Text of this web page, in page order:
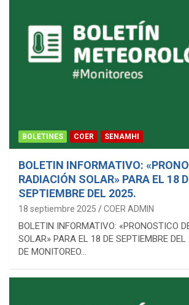
BOLETINES COER SENAMHI
BOLETIN INFORMATIVO:
RADIACIÓN SOLAR» PARA EL 18
SEPTIEMBRE DEL 2025.
18 septiembre 2025 COER ADMIN
BOLETIN INFORMATIVO: «PRONOSTICO
SOLAR» PARA EL 18 DE SEPTIEMBRE
DE MONITOREO…